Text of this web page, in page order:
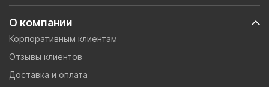
О компании
Корпоративным клиентам
Отзывы клиентов
Доставка и оплата